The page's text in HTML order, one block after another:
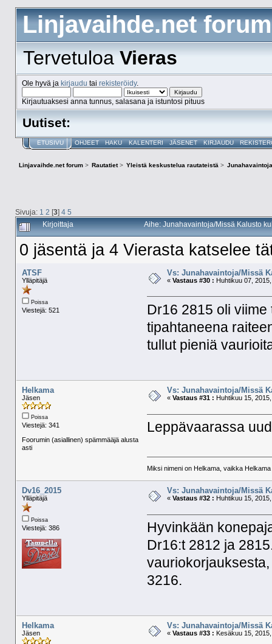
Linjavaihde.net forum
TervetuloaVieras
Ole hyvä ja kirjaudu tai rekisteröidy.
Kirjautuaksesi anna tunnus, salasana ja istuntosi pituus
Uutiset:
ETUSIVU OHJEET HAKU KALENTERI JÄSENET KIRJAUDU
Linjavaihde.net forum> Rautatiet> Yleistä keskustelua rautateistä >
Sivuja: 1 2 [3] 4 5
Kirjoittaja Aihe: Junahavaintoja/Missä Kalusto
0 jäsentä ja 4 Vierasta katselee
ATSF
Ylläpitäjä
Poissa
Viestejä: 521
Vs: Junahavaintoja/Missä
« Vastaus #30 : Huhtikuu 07,
Dr16 2815 oli
tipahtaneena
tullut pieniä
Helkama
Jäsen
Poissa
Viestejä: 341
Foorumin (asiallinen) spämmääjä alusta
asti
Vs: Junahavaintoja/Missä
« Vastaus #31 : Huhtikuu 15,
Leppävaarassa
Miksi nimeni on Helkama, vaikka
Dv16_2015
Ylläpitäjä
Poissa
Viestejä: 386
Vs: Junahavaintoja/Missä
« Vastaus #32 : Huhtikuu 15,
Hyvinkään
Dr16:t 2812 ja
3216.
Helkama
Jäsen
Vs: Junahavaintoja/Missä
« Vastaus #33 : Kesäkuu 15,